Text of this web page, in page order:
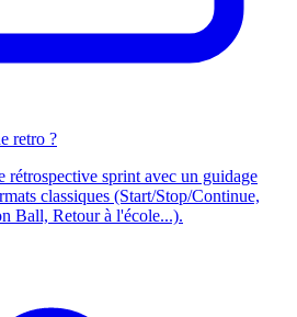
retro ?
rétrospective sprint avec un guidage
classiques (Start/Stop/Continue,
Ball, Retour à l'école...).